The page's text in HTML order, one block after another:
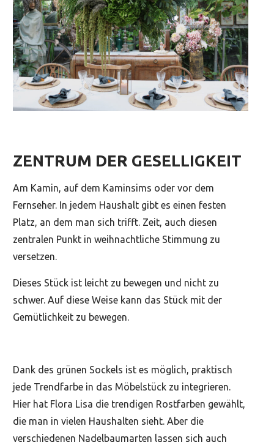
ZENTRUM DER GESELLIGKEIT
Am Kamin, auf dem Kaminsims oder vor dem
Fernseher. In jedem Haushalt gibt es einen festen
Platz, an dem man sich trifft. Zeit, auch diesen
zentralen Punkt in weihnachtliche Stimmung zu
versetzen.
Dieses Stück ist leicht zu bewegen und nicht zu
schwer. Auf diese Weise kann das Stück mit der
Gemütlichkeit zu bewegen.
Dank des grünen Sockels ist es möglich, praktisch
jede Trendfarbe in das Möbelstück zu integrieren.
Hier hat Flora Lisa die trendigen Rostfarben gewählt,
die man in vielen Haushalten sieht. Aber die
verschiedenen Nadelbaumarten lassen sich auch